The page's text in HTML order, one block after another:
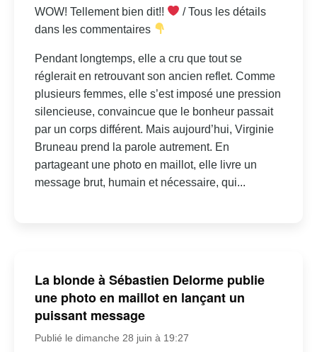
WOW! Tellement bien dit!!
/ Tous les détails
dans les commentaires
Pendant longtemps, elle a cru que tout se
réglerait en retrouvant son ancien reflet. Comme
plusieurs femmes, elle s’est imposé une pression
silencieuse, convaincue que le bonheur passait
par un corps différent. Mais aujourd’hui, Virginie
Bruneau prend la parole autrement. En
partageant une photo en maillot, elle livre un
message brut, humain et nécessaire, qui...
La blonde à Sébastien Delorme publie
une photo en maillot en lançant un
puissant message
Publié le dimanche 28 juin à 19:27